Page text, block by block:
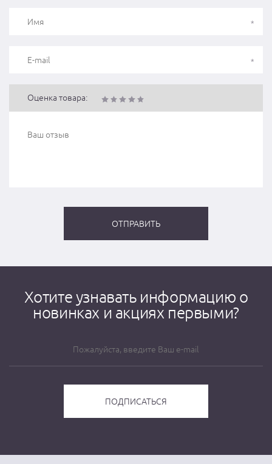
Оценка товара:
Хотите узнавать информацию о
новинках и акциях первыми?